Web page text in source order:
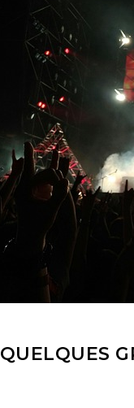
QUELQUES